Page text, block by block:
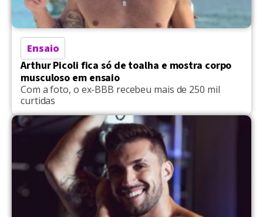
Ensaio
Arthur Picoli fica só de toalha e mostra corpo
musculoso em ensaio
Com a foto, o ex-BBB recebeu mais de 250 mil
curtidas